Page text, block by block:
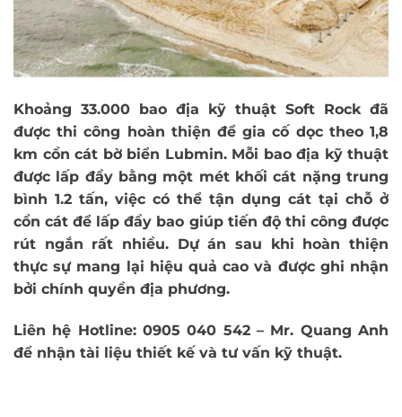
Khoảng 33.000 bao địa kỹ thuật Soft Rock đã
được thi công hoàn thiện để gia cố dọc theo 1,8
km cồn cát bờ biển Lubmin. Mỗi bao địa kỹ thuật
được lấp đầy bằng một mét khối cát nặng trung
bình 1.2 tấn, việc có thể tận dụng cát tại chỗ ở
cồn cát để lấp đầy bao giúp tiến độ thi công được
rút ngắn rất nhiều. Dự án sau khi hoàn thiện
thực sự mang lại hiệu quả cao và được ghi nhận
bởi chính quyền địa phương.
Liên hệ Hotline: 0905 040 542 – Mr. Quang Anh
để nhận tài liệu thiết kế và tư vấn kỹ thuật.